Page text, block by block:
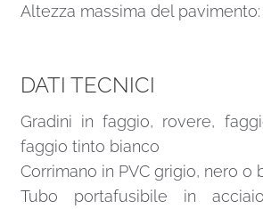
Altezza massima del
DATI TECNICI
Gradini in faggio, rovere,
faggio tinto bianco
Corrimano in PVC grigio, nero o
Tubo portafusibile in